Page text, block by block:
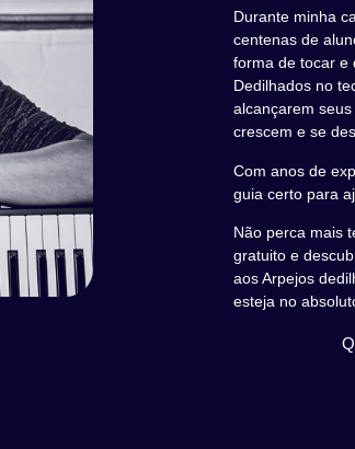
Durante minha
centenas de
forma de tocar e
Dedilhados no
alcançarem
crescem e se
Com anos de
guia certo para
Não perca mais
gratuito e
aos Arpejos
esteja no